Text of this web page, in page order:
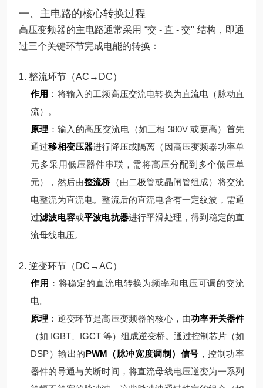
一、主电路的核心转换过程
高压变频器的主电路通常采用 “交 - 直 - 交" 结构，即通
过三个关键环节完成电能的转换：
1. 整流环节（AC→DC）
作用 ：将输入的工频高压交流电转换为直流电（脉动直
流）。
原理 ： 输入的高压交流电（如三相 380V 或更高）首先
通过移相变压器进行降压或隔离（因高压变频器功率单
元多采用低压器件串联，需将高压分配到多个低压单
元），然后由整流桥（由二极管或晶闸管组成）将交流
电整流为直流电。整流后的直流电含有一定纹波，需通
过滤波电容或平波电抗器进行平滑处理，得到稳定的直
流母线电压。
2. 逆变环节（DC→AC）
作用 ：将稳定的直流电转换为频率和电压可调的交流
电。
原理 ： 逆变环节是高压变频器的核心，由功率开关器件
（如 IGBT、IGCT 等）组成逆变桥。通过控制芯片（如
DSP）输出的PWM（脉冲宽度调制）信号 ，控制功率
器件的导通与关断时间，将直流母线电压逆变为一系列